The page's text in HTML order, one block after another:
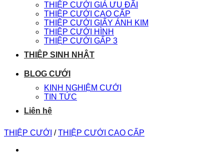
THIỆP CƯỚI GIÁ ƯU ĐÃI
THIỆP CƯỚI CAO CẤP
THIỆP CƯỚI GIẤY ÁNH KIM
THIỆP CƯỚI HÌNH
THIỆP CƯỚI GẤP 3
THIỆP SINH NHẬT
BLOG CƯỚI
KINH NGHIỆM CƯỚI
TIN TỨC
Liên hệ
THIỆP CƯỚI / THIỆP CƯỚI CAO CẤP